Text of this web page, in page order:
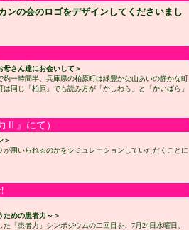
ンの会のロゴをデザインしてくださいまし
母さん達にお会いして＞
一時間半、兵庫県の柏原町は緑豊かな山あいの静かな町
同じ「柏原」でも読み方が「かしわら」と「かいばら」
Ⅱ』にて）
＞
用いられるのかをシミュレーションしていただくことに
めの患者力～＞
「患者力」シンポジウムの二回目を、7月24日水曜日、